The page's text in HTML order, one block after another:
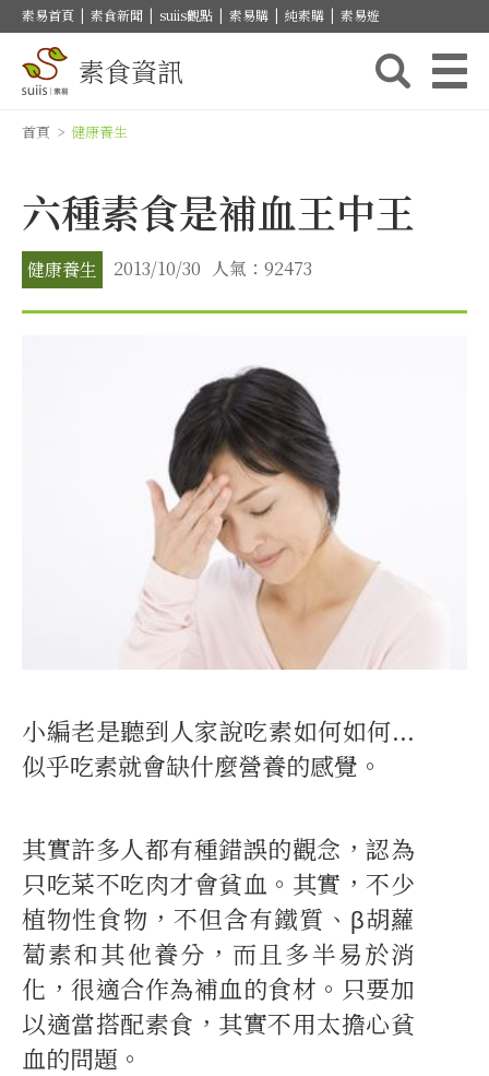
素易首頁 | 素食新聞 | suiis觀點 | 素易購 | 純素購 | 素易遊
素食資訊
首頁 > 健康養生
六種素食是補血王中王
健康養生 2013/10/30 人氣：92473
小編老是聽到人家說吃素如何如何...
似乎吃素就會缺什麼營養的感覺。
其實許多人都有種錯誤的觀念，認為
只吃菜不吃肉才會貧血。其實，不少
植物性食物，不但含有鐵質、β胡蘿
蔔素和其他養分，而且多半易於消
化，很適合作為補血的食材。只要加
以適當搭配素食，其實不用太擔心貧
血的問題。